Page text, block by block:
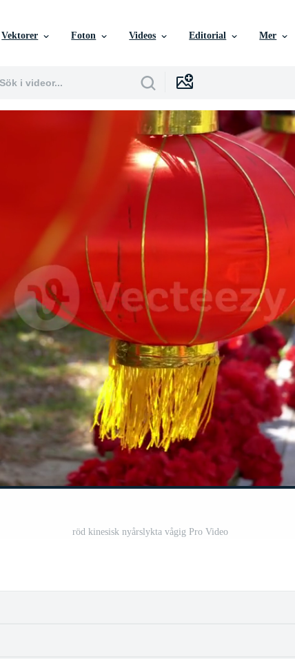
Vektorer Foton Videos Editorial Mer
röd kinesisk nyårslykta vågig Pro Video